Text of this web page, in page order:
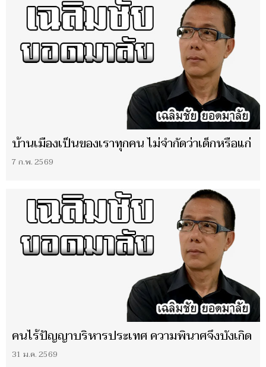
บ้านเมืองเป็นของเราทุกคน ไม่จำกัดว่าเด็กหรือแก่
7 ก.พ. 2569
คนไร้ปัญญาบริหารประเทศ ความพินาศจึงบังเกิด
31 ม.ค. 2569